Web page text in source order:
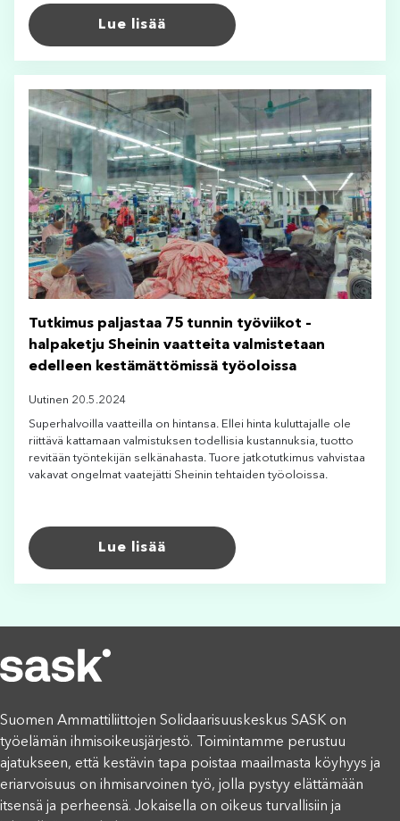
Lue lisää
Tutkimus paljastaa 75 tunnin työviikot –
halpaketju Sheinin vaatteita valmistetaan
edelleen kestämättömissä työoloissa
Uutinen 20.5.2024
Superhalvoilla vaatteilla on hintansa. Ellei hinta kuluttajalle ole
riittävä kattamaan valmistuksen todellisia kustannuksia, tuotto
revitään työntekijän selkänahasta. Tuore jatkotutkimus vahvistaa
vakavat ongelmat vaatejätti Sheinin tehtaiden työoloissa.
Lue lisää
Suomen Ammattiliittojen Solidaarisuuskeskus SASK on
työelämän ihmisoikeusjärjestö. Toimintamme perustuu
ajatukseen, että kestävin tapa poistaa maailmasta köyhyys ja
eriarvoisuus on ihmisarvoinen työ, jolla pystyy elättämään
itsensä ja perheensä. Jokaisella on oikeus turvallisiin ja